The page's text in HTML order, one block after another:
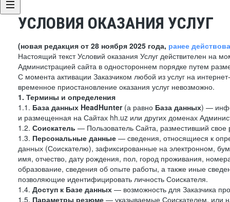
УСЛОВИЯ ОКАЗАНИЯ УСЛУГ
(новая редакция от 28 ноября 2025 года, ранее
Настоящий текст Условий оказания Услуг действителен на
Администрацией сайта в одностороннем порядке путем
С момента активации Заказчиком любой из услуг на
временное приостановление оказания услуг невозможно.
1. Термины и определения
1.1. База данных HeadHunter(а равно База данных) —
и размещенная на Сайтах hh.uz или других доменах
1.2. Соискатель — Пользователь Сайта, разместивший
1.3. Персональные данные — сведения, относящиеся к
данных (Соискателю), зафиксированные на электронном,
имя, отчество, дату рождения, пол, город проживания,
образование, сведения об опыте работы, а также иные
позволяющие идентифицировать личность Соискателя.
1.4. Доступ к Базе данных — возможность для Заказчика
1.5. Параметры резюме — указываемые Соискателем, или